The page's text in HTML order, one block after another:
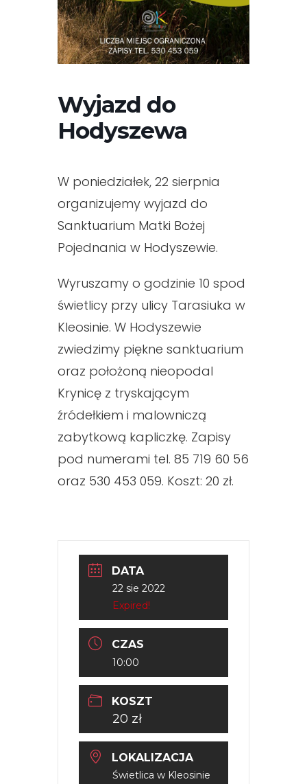
Wyjazd do
Hodyszewa
W poniedziałek, 22 sierpnia
organizujemy wyjazd do
Sanktuarium Matki Bożej
Pojednania w Hodyszewie.
Wyruszamy o godzinie 10 spod
świetlicy przy ulicy Tarasiuka w
Kleosinie. W Hodyszewie
zwiedzimy piękne sanktuarium
oraz położoną nieopodal
Krynicę z tryskającym
źródełkiem i malowniczą
zabytkową kapliczkę. Zapisy
pod numerami tel. 85 719 60 56
oraz 530 453 059. Koszt: 20 zł.
DATA
22 sie 2022
Expired!
CZAS
10:00
KOSZT
20 zł
LOKALIZACJA
Świetlica w Kleosinie